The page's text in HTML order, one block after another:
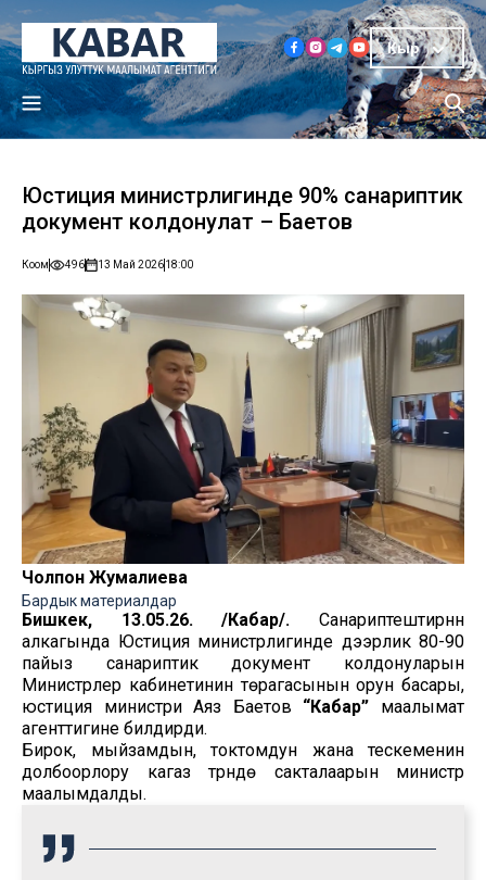
Кыр
Юстиция министрлигинде 90% санариптик
документ колдонулат – Баетов
Коом 496 13 Май 202618:00
Чолпон Жумалиева
Бардык материалдар
Бишкек, 13.05.26. /Кабар/. Санариптештирүүнүн
алкагында Юстиция министрлигинде дээрлик 80-90
пайыз санариптик документ колдонуларын
Министрлер кабинетинин төрагасынын орун басары,
юстиция министри Аяз Баетов “Кабар” маалымат
агенттигине билдирди.
Бирок, мыйзамдын, токтомдун жана тескеменин
долбоорлору кагаз түрүндө сакталаарын министр
маалымдалды.